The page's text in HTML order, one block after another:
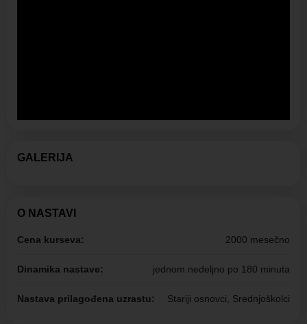
GALERIJA
O NASTAVI
Cena kurseva: 2000 mesečno
Dinamika nastave: jednom nedeljno po 180 minuta
Nastava prilagođena uzrastu: Stariji osnovci, Srednjoškolci